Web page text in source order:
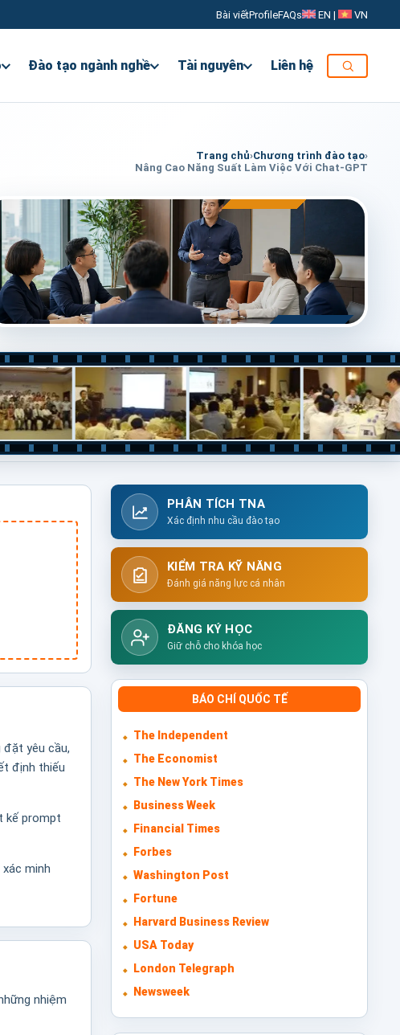
Bài viếtProfileFAQs EN | VN
Đào tạo ngành nghề Tài nguyên Liên hệ
Trang chủ›Chương trình đào tạo›
Nâng Cao Năng Suất Làm Việc Với Chat-GPT
yêu cầu,
định thiếu
kế prompt
minh
nhiệm
PHÂN TÍCH TNA
Xác định nhu cầu đào tạo
KIỂM TRA KỸ NĂNG
Đánh giá năng lực cá nhân
ĐĂNG KÝ HỌC
Giữ chỗ cho khóa học
BÁO CHÍ QUỐC TẾ
The Independent
The Economist
The New York Times
Business Week
Financial Times
Forbes
Washington Post
Fortune
Harvard Business Review
USA Today
London Telegraph
Newsweek